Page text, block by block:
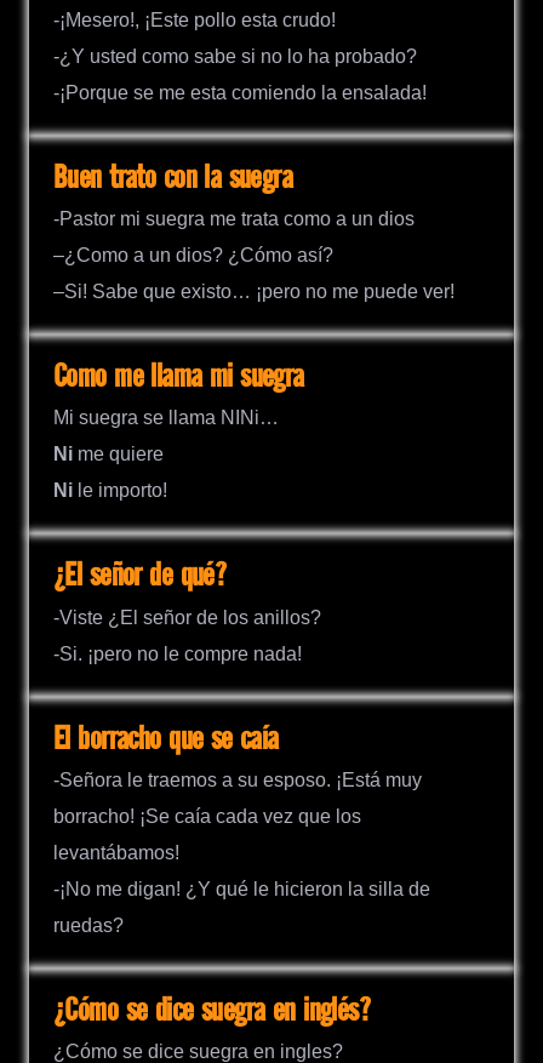
-¡Mesero!, ¡Este pollo esta crudo!
-¿Y usted como sabe si no lo ha probado?
-¡Porque se me esta comiendo la ensalada!
Buen trato con la suegra
-Pastor mi suegra me trata como a un dios
–¿Como a un dios? ¿Cómo así?
–Si! Sabe que existo… ¡pero no me puede ver!
Como me llama mi suegra
Mi suegra se llama NINi…
Ni me quiere
Ni le importo!
¿El señor de qué?
-Viste ¿El señor de los anillos?
-Si. ¡pero no le compre nada!
El borracho que se caía
-Señora le traemos a su esposo. ¡Está muy
borracho! ¡Se caía cada vez que los
levantábamos!
-¡No me digan! ¿Y qué le hicieron la silla de
ruedas?
¿Cómo se dice suegra en inglés?
¿Cómo se dice suegra en ingles?